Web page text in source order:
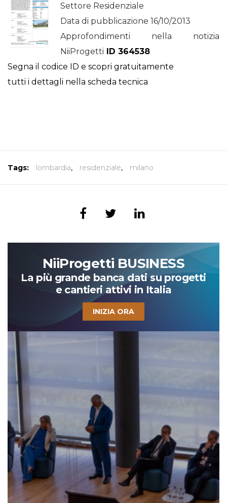
Settore Residenziale
Data di pubblicazione 16/10/2013
Approfondimenti nella notizia
NiiProgetti ID 364538
Segna il codice ID e scopri gratuitamente
tutti i dettagli nella scheda tecnica
Tags: lombardia, residenziale, milano
NiiProgetti BUSINESS
La più grande banca dati su progetti
e cantieri attivi in Italia
INIZIA ORA